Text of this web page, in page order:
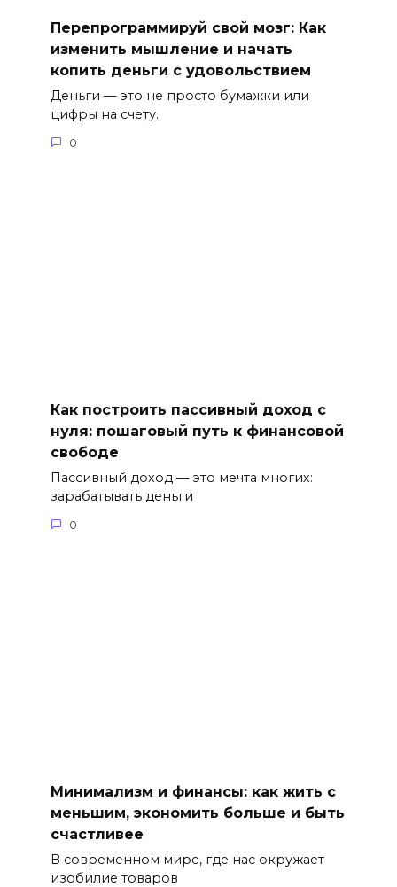
Перепрограммируй свой мозг: Как
изменить мышление и начать
копить деньги с удовольствием
Деньги — это не просто бумажки или
цифры на счету.
0
Как построить пассивный доход с
нуля: пошаговый путь к финансовой
свободе
Пассивный доход — это мечта многих:
зарабатывать деньги
0
Минимализм и финансы: как жить с
меньшим, экономить больше и быть
счастливее
В современном мире, где нас окружает
изобилие товаров